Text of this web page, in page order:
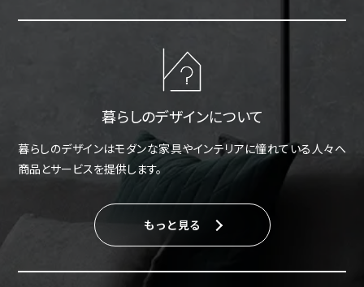
暮らしのデザインについて
暮らしのデザインはモダンな家具やインテリアに憧れている人々へ
商品とサービスを提供します。
もっと見る